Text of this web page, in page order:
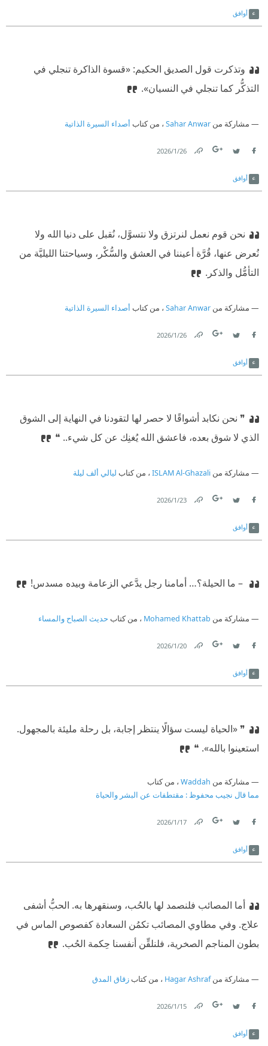
‫ – إنه أقوى وأجلُّ من أن يوجد شريك له.
أوافق
وتذكرت قول الصديق الحكيم: «قسوة الذاكرة تنجلي في
التذكُّر كما تنجلي في النسيان».
مشاركة من Sahar Anwar ، من كتاب أصداء السيرة الذاتية
26‏/1‏/2026
أوافق
نحن قوم نعمل لنرتزق ولا نتسوَّل، نُقبل على دنيا الله ولا
نُعرض عنها، قُرَّة أعيننا في العشق والسُّكْر، وسیاحتنا الليليَّة من
التأمُّل والذكر.
مشاركة من Sahar Anwar ، من كتاب أصداء السيرة الذاتية
26‏/1‏/2026
أوافق
❞ نحن نكابد أشواقًا لا حصر لها لتقودنا في النهاية إلى الشوق
الذي لا شوق بعده، فاعشق الله يُغنِك عن كل شيء.. ❝
مشاركة من ISLAM Al-Ghazali ، من كتاب ليالي ألف ليلة
23‏/1‏/2026
أوافق
‫ – ما الحيلة؟… أمامنا رجل يدَّعي الزعامة وبيده مسدس!
مشاركة من Mohamed Khattab ، من كتاب حديث الصباح والمساء
20‏/1‏/2026
أوافق
❞ «الحياة ليست سؤالًا ينتظر إجابة، بل رحلة مليئة بالمجهول.
استعينوا بالله».‏ ❝
مشاركة من Waddah ، من كتاب
مما قال نجيب محفوظ : مقتطفات عن البشر والحياة
17‏/1‏/2026
أوافق
أما المصائب فلنصمد لها بالحُب، وسنقهرها به. الحبُّ أشفى
علاج. وفي مطاوي المصائب تكمُن السعادة كفصوص الماس في
بطون المناجم الصخرية، فلنلقِّن أنفسنا حِكمة الحُب.
مشاركة منHagar Ashraf ، من كتابزقاق المدق
15‏/1‏/2026
أوافق